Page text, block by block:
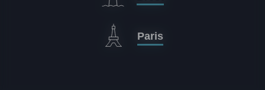
Paris